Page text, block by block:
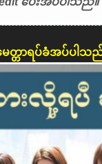
တ္တာရပ်ခံအပ်ပါသ